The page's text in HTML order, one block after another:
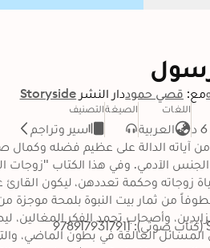
مع: قصي حموددار النشر Storyside
اللغات
العربية
الصيغةالتصنيف
سير وتراجم